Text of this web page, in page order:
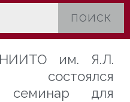
ПОИСК
им. Я.Л.
семинар для